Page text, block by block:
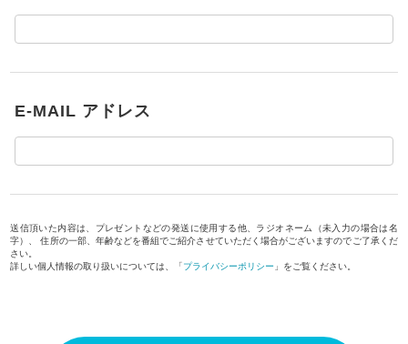
E-MAIL アドレス
送信頂いた内容は、プレゼントなどの発送に使用する他、ラジオネーム（未入力の場合は名
字）、 住所の一部、年齢などを番組でご紹介させていただく場合がございますのでご了承くだ
さい。
詳しい個人情報の取り扱いについては、「 プライバシーポリシー 」をご覧ください。